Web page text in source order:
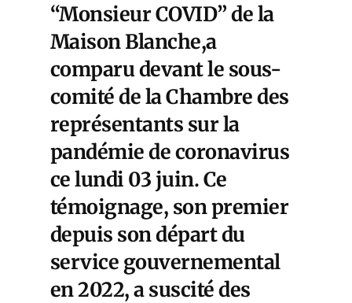
“Monsieur COVID” de la
Maison Blanche,a
comparu devant le sous-
comité de la Chambre des
représentants sur la
pandémie de coronavirus
ce lundi 03 juin. Ce
témoignage, son premier
depuis son départ du
service gouvernemental
en 2022, a suscité des